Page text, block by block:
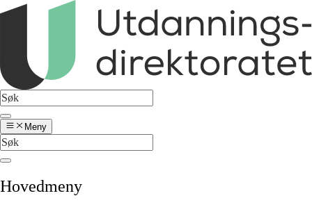
Meny
Hovedmeny